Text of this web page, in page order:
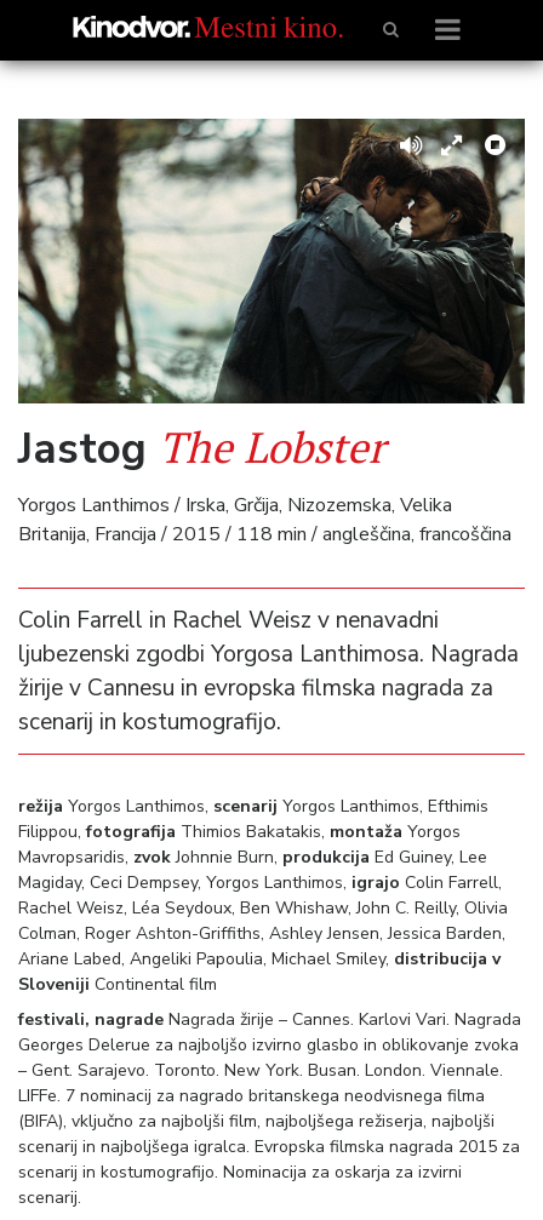
Jastog The Lobster
Yorgos Lanthimos / Irska, Grčija, Nizozemska, Velika
Britanija, Francija / 2015 / 118 min / angleščina, francoščina
Colin Farrell in Rachel Weisz v nenavadni
ljubezenski zgodbi Yorgosa Lanthimosa. Nagrada
žirije v Cannesu in evropska filmska nagrada za
scenarij in kostumografijo.
režija Yorgos Lanthimos, scenarij Yorgos Lanthimos, Efthimis
Filippou,fotografija Thimios Bakatakis, montaža Yorgos
Mavropsaridis, zvokJohnnie Burn, produkcija Ed Guiney, Lee
Magiday, Ceci Dempsey, Yorgos Lanthimos, igrajo Colin Farrell,
Rachel Weisz, Léa Seydoux, Ben Whishaw, John C. Reilly, Olivia
Colman, Roger Ashton-Griffiths, Ashley Jensen, Jessica Barden,
Ariane Labed, Angeliki Papoulia, Michael Smiley, distribucija v
Sloveniji Continental film
festivali, nagrade Nagrada žirije – Cannes. Karlovi Vari. Nagrada
Georges Delerue za najboljšo izvirno glasbo in oblikovanje zvoka
– Gent. Sarajevo. Toronto. New York. Busan. London. Viennale.
LIFFe. 7 nominacij za nagrado britanskega neodvisnega filma
(BIFA), vključno za najboljši film, najboljšega režiserja, najboljši
scenarij in najboljšega igralca. Evropska filmska nagrada 2015 za
scenarij in kostumografijo. Nominacija za oskarja za izvirni
scenarij.